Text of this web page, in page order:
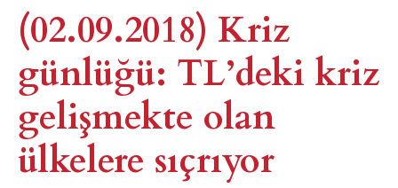
(02.09.2018) Kriz
günlüğü: TL’deki kriz
gelişmekte olan
ülkelere sıçrıyor